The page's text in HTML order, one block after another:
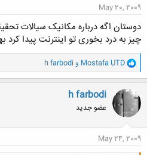
ه
م
و
ض
و
ع
ع
May 20, 2009
دوستان اگه درباره مکانیک سیالات
چیز به درد بخوری تو اینترنت پیدا کرد
و
ا
ک
ن
ش
ه
ا
Mostafa UTD و h farbodi
h farbodi
عضو جدید
May 24, 2009